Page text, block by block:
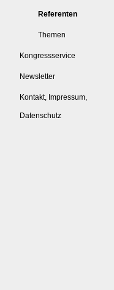
Referenten
Themen
Kongressservice
Newsletter
Kontakt, Impressum,
Datenschutz